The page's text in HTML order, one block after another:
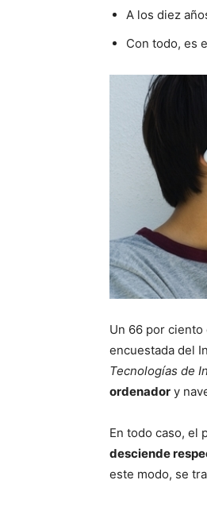
A los diez
Con todo, es
Un 66 por
encuestada del
Tecnologías de
ordenador y
En todo caso, el
desciende
este modo, se